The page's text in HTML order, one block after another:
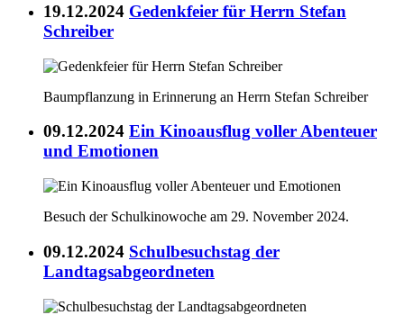
19.12.2024 Gedenkfeier für Herrn Stefan
Schreiber
Baumpflanzung in Erinnerung an Herrn Stefan Schreiber
09.12.2024 Ein Kinoausflug voller Abenteuer
und Emotionen
Besuch der Schulkinowoche am 29. November 2024.
09.12.2024 Schulbesuchstag der
Landtagsabgeordneten